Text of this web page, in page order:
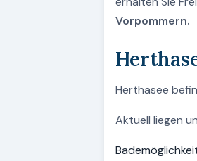
Vorpommern.
Herthasee
Aktuell liegen